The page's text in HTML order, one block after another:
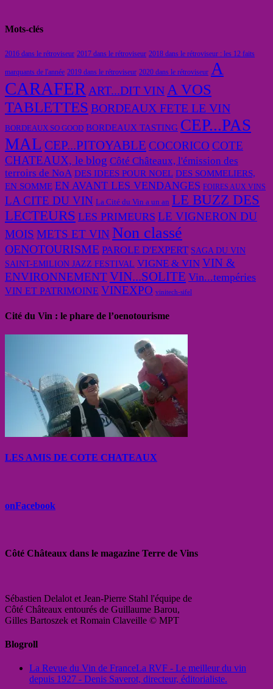
Mots-clés
2016 dans le rétroviseur 2017 dans le rétroviseur 2018 dans le rétroviseur : les 12 faits
marquants de l'année 2019 dans le rétroviseur 2020 dans le rétroviseur A
CARAFERART...DIT VINA VOS
TABLETTES BORDEAUX FETE LE VIN
BORDEAUX SO GOOD BORDEAUX TASTING CEP...PAS
MAL CEP...PITOYABLE COCORICO COTE
CHATEAUX, le blog Côté Châteaux, l'émission des
terroirs de NoA DES IDEES POUR NOEL DES SOMMELIERS,
EN SOMME EN AVANT LES VENDANGES FOIRES AUX VINS
LA CITE DU VIN La Cité du Vin a un an LE BUZZ DES
LECTEURS LES PRIMEURS LE VIGNERON DU
MOIS METS ET VIN Non classé
OENOTOURISME PAROLE D'EXPERT SAGA DU VIN
SAINT-EMILION JAZZ FESTIVAL VIGNE & VIN VIN &
ENVIRONNEMENTVIN...SOLITE Vin...tempéries
VIN ET PATRIMOINE VINEXPO vinitech-sifel
Cité du Vin : le phare de l’oenotourisme
LES AMIS DE COTE CHATEAUX
onFacebook
Côté Châteaux dans le magazine Terre de Vins
Sébastien Delalot et Jean-Pierre Stahl l'équipe de
Côté Châteaux entourés de Guillaume Barou,
Gilles Bartoszek et Romain Claveille © MPT
Blogroll
La Revue du Vin de FranceLa RVF - Le meilleur du vin
depuis 1927 - Denis Saverot, directeur, éditorialiste.